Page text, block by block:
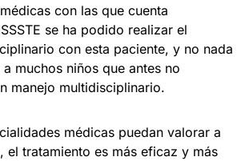
con las que cuenta
se ha podido realizar el
con esta paciente, y no nada
muchos niños que antes no
manejo multidisciplinario.
médicas puedan valorar a
el tratamiento es más eficaz y más